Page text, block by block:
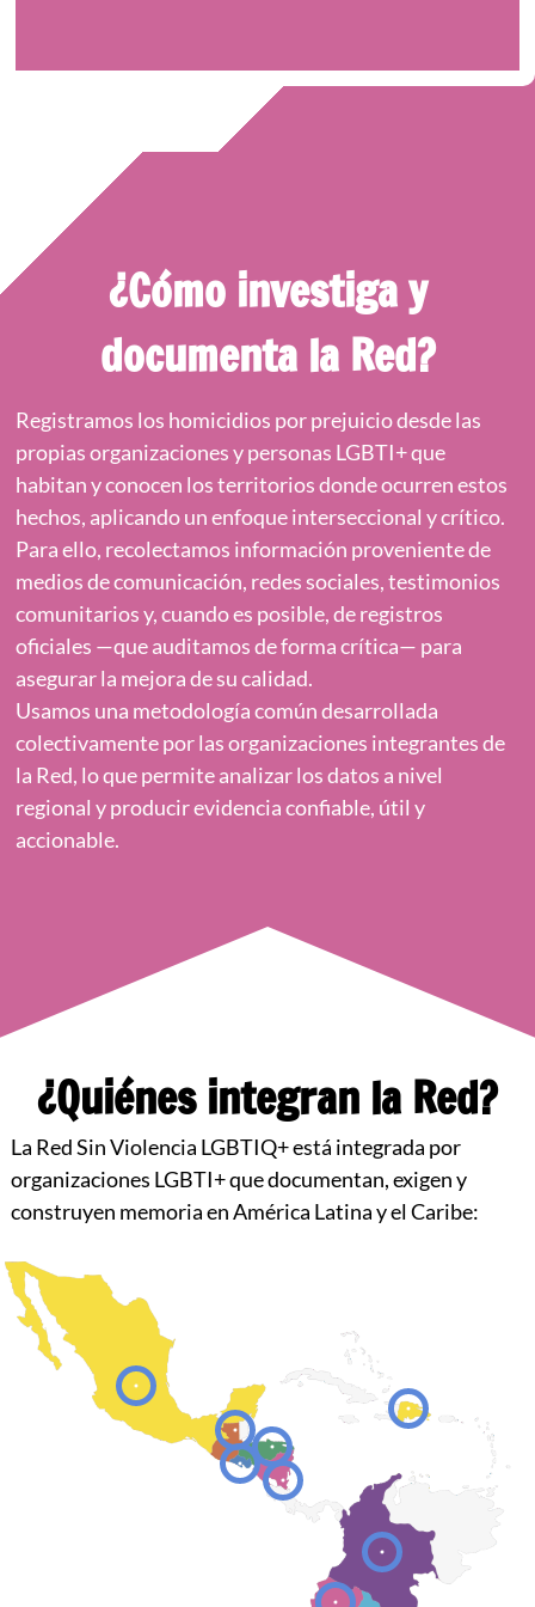
¿Cómo investiga y
documenta la Red?
Registramos los homicidios por prejuicio desde las
propias organizaciones y personas LGBTI+ que
habitan y conocen los territorios donde ocurren estos
hechos, aplicando un enfoque interseccional y crítico.
Para ello, recolectamos información proveniente de
medios de comunicación, redes sociales, testimonios
comunitarios y, cuando es posible, de registros
oficiales —que auditamos de forma crítica— para
asegurar la mejora de su calidad.
Usamos una metodología común desarrollada
colectivamente por las organizaciones integrantes de
la Red, lo que permite analizar los datos a nivel
regional y producir evidencia confiable, útil y
accionable.
¿Quiénes integran la Red?
La Red Sin Violencia LGBTIQ+ está integrada por
organizaciones LGBTI+ que documentan, exigen y
construyen memoria en América Latina y el Caribe: